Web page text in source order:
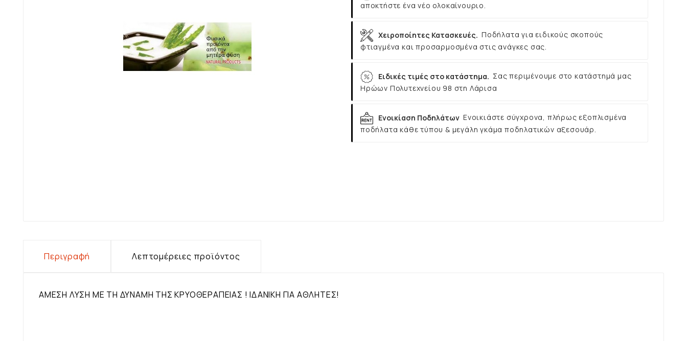
αποκτήστε ένα νέο ολοκαίνουριο.
Χειροποίητες Κατασκευές. Ποδήλατα για ειδικούς σκοπούς
φτιαγμένα και προσαρμοσμένα στις ανάγκες σας.
Ειδικές τιμές στο κατάστημα. Σας περιμένουμε στο κατάστημά μας
Ηρώων Πολυτεχνείου 98 στη Λάρισα
Ενοικίαση Ποδηλάτων Ενοικιάστε σύγχρονα, πλήρως εξοπλισμένα
ποδήλατα κάθε τύπου & μεγάλη γκάμα ποδηλατικών αξεσουάρ.
Περιγραφή Λεπτομέρειες προϊόντος
ΑΜΕΣΗ ΛΥΣΗ ΜΕ ΤΗ ΔΥΝΑΜΗ ΤΗΣ ΚΡΥΟΘΕΡΑΠΕΙΑΣ !ΙΔΑΝΙΚΗ ΓΙΑ ΑΘΛΗΤΕΣ!